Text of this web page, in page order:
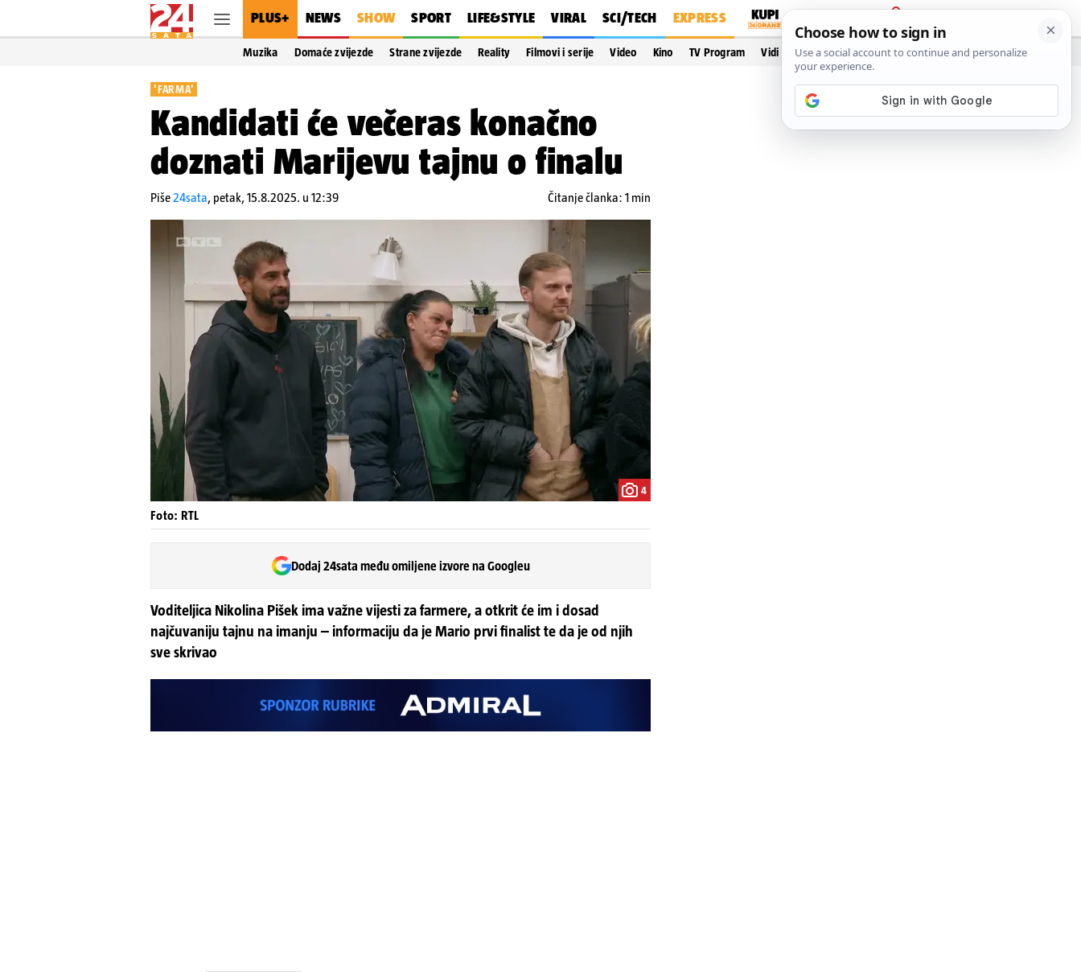
PLUS+ NEWS SHOW SPORT LIFE&STYLE VIRAL SCI/TECH EXPRESS
PRIJAVA
Muzika Domaće zvijezde Strane zvijezde Reality Filmovi i serije Video Kino TV Program Vidi još…
'FARMA'
Kandidati će večeras konačno
doznati Marijevu tajnu o finalu
Piše24sata, petak, 15.8.2025. u 12:39 Čitanje članka: 1 min
4
Foto: RTL
Dodaj 24sata među omiljene izvore na Googleu
Voditeljica Nikolina Pišek ima važne vijesti za farmere, a otkrit će im i dosad
najčuvaniju tajnu na imanju – informaciju da je Mario prvi finalist te da je od njih
sve skrivao